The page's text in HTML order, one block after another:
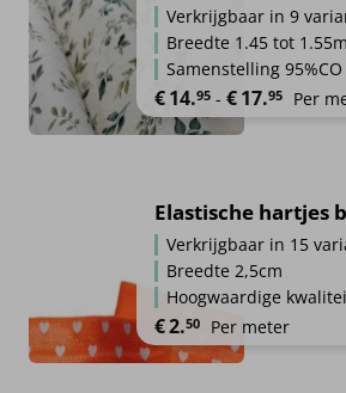
Verkrijgbaar in 9
Breedte 1.45 tot 1.55m
Samenstelling 95%CO
€14.95 - €17.95 Per
Elastische hartjes
Verkrijgbaar in 15
Breedte 2,5cm
Hoogwaardige
€2.50 Per meter